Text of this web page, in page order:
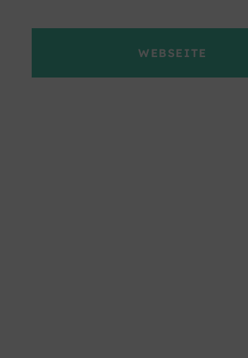
WEBSEITE